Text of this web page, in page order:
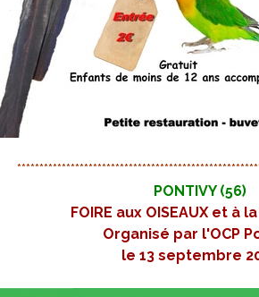
PONTIVY (56)
FOIRE aux OISEAUX et à
Organisé par l'OCP
le 13 septembre